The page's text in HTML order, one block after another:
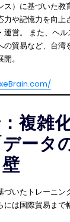
ス）に基づいた教
力や記憶力を向上
営。 また、ヘル
の貿易など、台湾
。
複雑
ータ
づいたトレーニン
は国際貿易まで